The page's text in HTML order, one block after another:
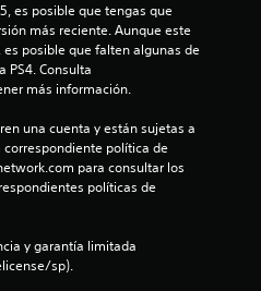
es posible que tengas que
más reciente. Aunque este
posible que falten algunas de
PS4. Consulta
más información.
una cuenta y están sujetas a
política de
para consultar los
políticas de
y garantía limitada
sp).